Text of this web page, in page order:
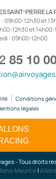
SAINT-PIERRE LA
: 09h00-12h30 et
12h30 et 14h00-
: 09h00-12h00
85 10
Conditions
légales
- Tous droits
Maurice|